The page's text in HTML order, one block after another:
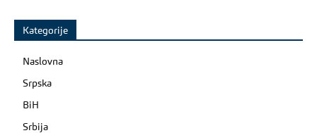
Kategorije
Naslovna
Srpska
BiH
Srbija